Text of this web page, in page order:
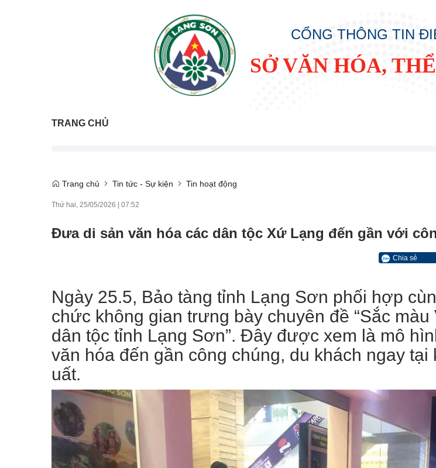
CỔNG THÔNG TIN
SỞ VĂN HÓA,
TRANG CHỦ
Trang chủ Tin tức - Sự kiện Tin hoạt động
Thứ hai, 25/05/2026 | 07:52
Đưa di sản văn hóa các dân tộc Xứ Lạng đến gần với
Chia sẻ
Ngày 25.5, Bảo tàng tỉnh Lạng Sơn phối hợp
chức không gian trưng bày chuyên đề “Sắc
dân tộc tỉnh Lạng Sơn”. Đây được xem là mô
văn hóa đến gần công chúng, du khách ngay
uất.